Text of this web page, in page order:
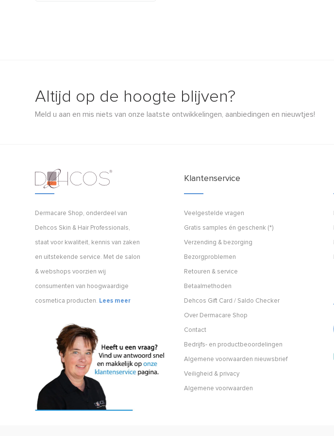
Altijd op de hoogte blijven?
Meld u aan en mis niets van onze laatste ontwikkelingen, aanbiedingen en nieuwtjes!
Dermacare Shop, onderdeel van
Dehcos Skin & Hair Professionals,
staat voor kwaliteit, kennis van zaken
en uitstekende service. Met de salon
& webshops voorzien wij
consumenten van hoogwaardige
cosmetica producten. Lees meer
Klantenservice
Veelgestelde vragen
Gratis samples én geschenk (*)
Verzending & bezorging
Bezorgproblemen
Retouren & service
Betaalmethoden
Dehcos Gift Card / Saldo Checker
Over Dermacare Shop
Contact
Bedrijfs- en productbeoordelingen
Algemene voorwaarden nieuwsbrief
Veiligheid & privacy
Algemene voorwaarden